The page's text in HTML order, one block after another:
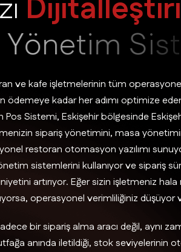
zi Dijitalleştiri
Yönetim Siste
ve kafe işletmelerinin tüm
kadar her adımı optimize
Sistemi, Eskişehir bölgesinde
sipariş yönetimini, masa
restoran otomasyon yazılımı
sistemlerini kullanıyor ve sipariş
artırıyor. Eğer sizin işletmeniz
operasyonel verimliliğiniz
bir sipariş alma aracı değil, aynı
anında iletildiği, stok seviyelerinin